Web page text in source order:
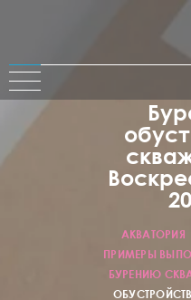
АКВАТОРИЯ
ПРИМЕРЫ
БУРЕНИЮ